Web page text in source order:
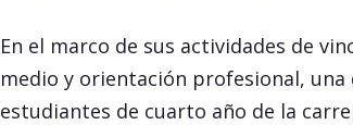
En el marco de sus actividades de
medio y orientación profesional, una
estudiantes de cuarto año de la